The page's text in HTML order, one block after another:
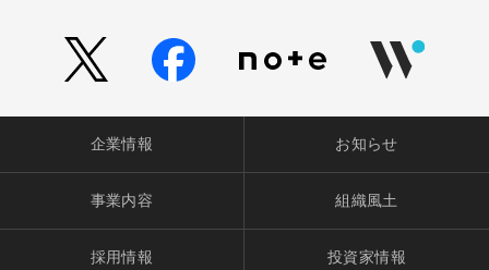
企業情報 お知らせ
事業内容 組織風土
採用情報 投資家情報